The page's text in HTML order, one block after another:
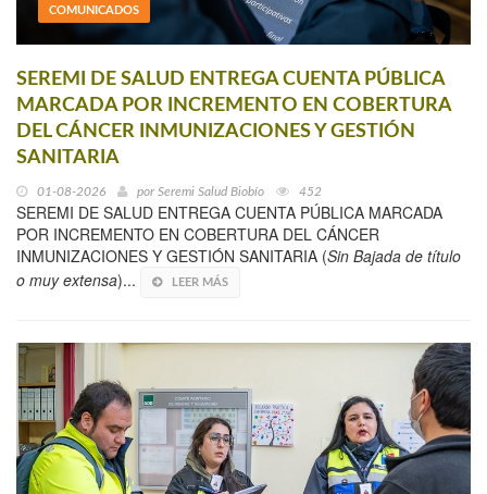
COMUNICADOS
SEREMI DE SALUD ENTREGA CUENTA PÚBLICA
MARCADA POR INCREMENTO EN COBERTURA
DEL CÁNCER INMUNIZACIONES Y GESTIÓN
SANITARIA
01-08-2026 por Seremi Salud Biobío 452
SEREMI DE SALUD ENTREGA CUENTA PÚBLICA MARCADA
POR INCREMENTO EN COBERTURA DEL CÁNCER
INMUNIZACIONES Y GESTIÓN SANITARIA (Sin Bajada de título
o muy extensa)... LEER MÁS